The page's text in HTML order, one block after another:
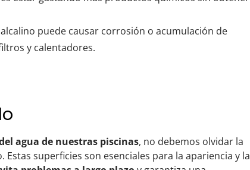
puede causar corrosión o acumulación de
y calentadores.
agua de nuestras piscinas, no debemos olvidar la
superficies son esenciales para la apariencia y la